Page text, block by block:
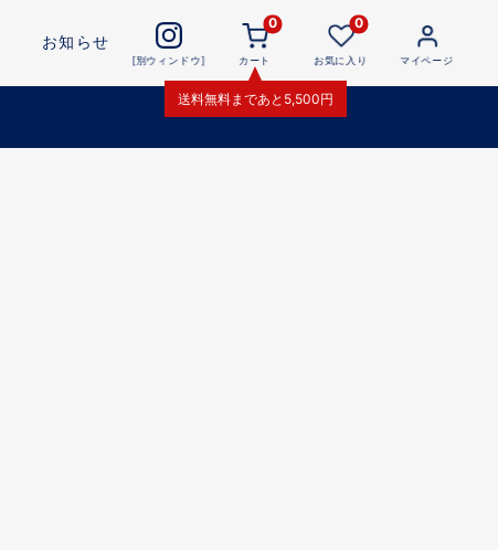
お知らせ
[別ウィンドウ]
0
カート
送料無料まであと 5,500円
0
お気に入り マイページ